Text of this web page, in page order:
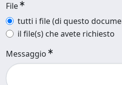
File
tutti i file (di questo
il file(s) che avete richiesto
Messaggio